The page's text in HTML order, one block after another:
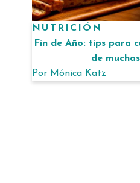
NUTRICIÓN
Fin de Año: tips para
de
Por Mónica Katz